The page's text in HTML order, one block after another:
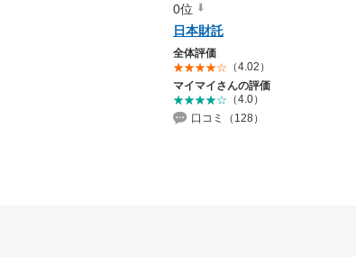
0位
日本財託
全体評価
（4.02）
マイマイさんの評価
（4.0）
口コミ（128）